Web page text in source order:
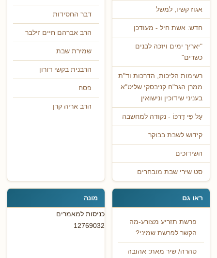
אגוז קשיו, למשל
חדש: אשת חיל - מעודכן
"יאריך ימים ויזכה לבנים
כשרים"
רשימות הליכות, הדרכות וד"ת
ממרן הגר"ח קניבסקי שליט"א
בעניני שידוכין ונישואין
עַל פִּי דַרְכּוֹ - נקודה למחשבה
קידוש לשבת בבוקר
השידוכים
סט שירי שבת מובחרים
דבר החסידות
הרב אברהם חיים זילבר
שמירת שבת
הרבנית בקשי דורון
פסח
הרב אריה קרן
ראו גם
פרשת תזריע מצורע-מה
הקשר לפרשת שמיני?
טהרה/ שיר מאת: אהובה
מונה
כניסות למאמרים
12769032